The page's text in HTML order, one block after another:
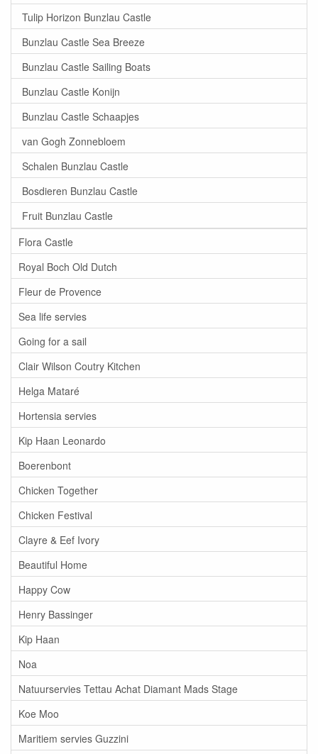
Tulip Horizon Bunzlau Castle
Bunzlau Castle Sea Breeze
Bunzlau Castle Sailing Boats
Bunzlau Castle Konijn
Bunzlau Castle Schaapjes
van Gogh Zonnebloem
Schalen Bunzlau Castle
Bosdieren Bunzlau Castle
Fruit Bunzlau Castle
Flora Castle
Royal Boch Old Dutch
Fleur de Provence
Sea life servies
Going for a sail
Clair Wilson Coutry Kitchen
Helga Mataré
Hortensia servies
Kip Haan Leonardo
Boerenbont
Chicken Together
Chicken Festival
Clayre & Eef Ivory
Beautiful Home
Happy Cow
Henry Bassinger
Kip Haan
Noa
Natuurservies Tettau Achat Diamant Mads Stage
Koe Moo
Maritiem servies Guzzini